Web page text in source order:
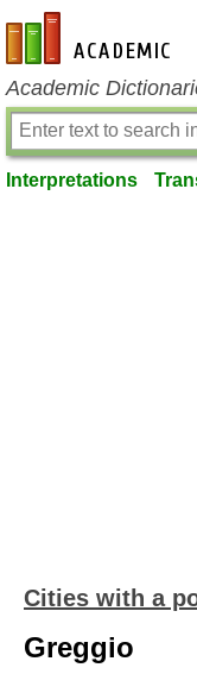
en-academic.com
Academic
Interpretations
Cities with a
Greggio